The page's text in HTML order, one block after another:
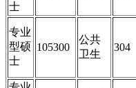
士
专业
型硕
士
105300
公共
卫生
304